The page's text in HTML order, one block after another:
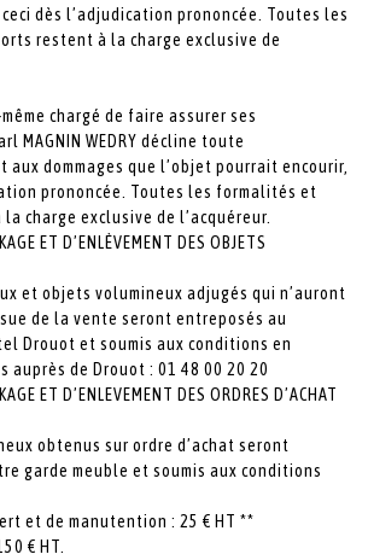
dès l’adjudication prononcée. Toutes les
restent à la charge exclusive de
chargé de faire assurer ses
MAGNIN WEDRY décline toute
dommages que l’objet pourrait encourir,
prononcée. Toutes les formalités et
charge exclusive de l’acquéreur.
ET D’ENLÈVEMENT DES OBJETS
et objets volumineux adjugés qui n’auront
de la vente seront entreposés au
Drouot et soumis aux conditions en
auprès de Drouot : 01 48 00 20 20
ET D’ENLEVEMENT DES ORDRES D’ACHAT
obtenus sur ordre d’achat seront
garde meuble et soumis aux conditions
et de manutention : 25 € HT **
€ HT.